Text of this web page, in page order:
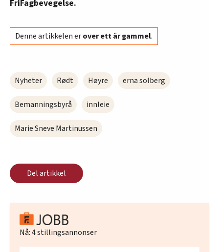
FriFagbevegelse.
Denne artikkelen erover ett år gammel.
Nyheter Rødt Høyre erna solberg
Bemanningsbyrå innleie
Marie Sneve Martinussen
Del artikkel
Nå:4stillingsannonser